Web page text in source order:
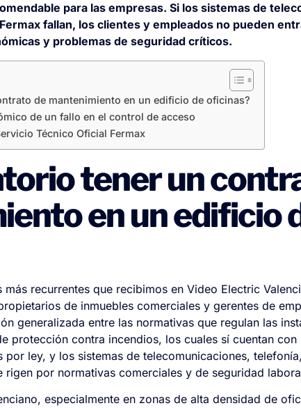
para las empresas. Si los sistemas de
fallan, los clientes y empleados no pueden
y problemas de seguridad críticos.
de mantenimiento en un edificio de oficinas?
de un fallo en el control de acceso
Técnico Oficial Fermax
tener un
en un edificio
más recurrentes que recibimos en Video Electric
de inmuebles comerciales y gerentes de
generalizada entre las normativas que regulan las
protección contra incendios, los cuales sí cuentan
por ley, y los sistemas de telecomunicaciones,
rigen por normativas comerciales y de seguridad
especialmente en zonas de alta densidad de